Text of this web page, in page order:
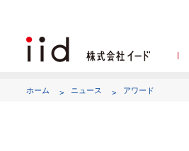
ホーム ニュース アワード